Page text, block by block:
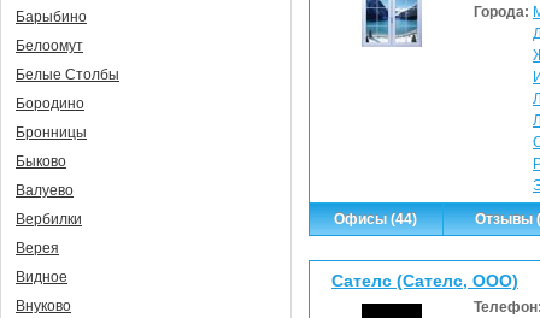
Города:
Офисы (44)
Отзывы
Сателс (Сателс, ООО)
Барыбино
Белоомут
Белые Столбы
Бородино
Бронницы
Быково
Валуево
Вербилки
Верея
Видное
Внуково